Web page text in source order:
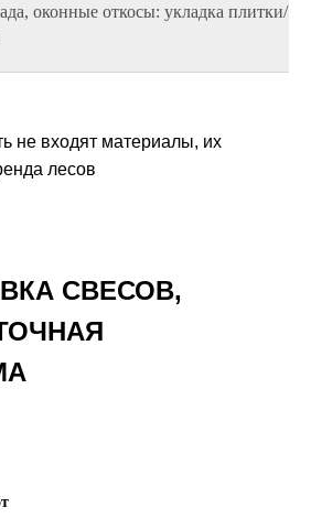
оконные откосы: укладка плитки/
не входят материалы, их
лесов
СВЕСОВ,